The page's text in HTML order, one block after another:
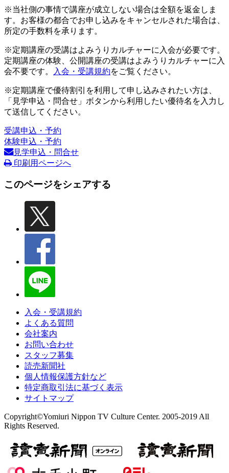
※当社側の事情で講座が成立しない場合は全額を返金しま
す。お客様の都合でお申し込みをキャンセルされた場合は、
所定の手数料を承ります。
※定期講座の受講はよみうりカルチャーに入会が必要です。
定期講座の体験、公開講座の受講はよみうりカルチャーに入
会不要です。
入会・受講規約をご覧ください。
※定期講座で優待割引を利用して申し込みされたい方は、
「見学申込・問合せ」ボタンから利用したい優待名を入力し
て送信してください。
受講申込・予約
体験申込・予約
見学申込・問合せ
印刷用ページへ
このページをシェアする
入会・受講規約
よくある質問
会社案内
お問い合わせ
スタッフ募集
読売新聞社
個人情報保護方針など
特定商取引法に基づく表示
サイトマップ
Copyright©Yomiuri Nippon TV Culture Center. 2005-2019 All
Rights Reserved.